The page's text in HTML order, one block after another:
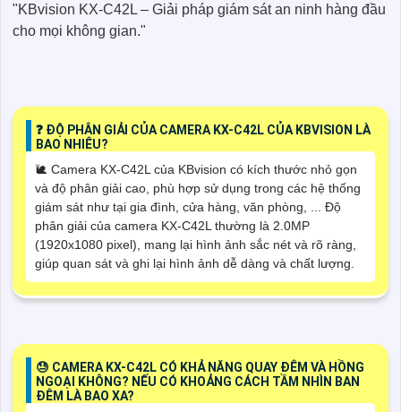
"KBvision KX-C42L – Giải pháp giám sát an ninh hàng đầu
cho mọi không gian."
️❓ ĐỘ PHÂN GIẢI CỦA CAMERA KX-C42L CỦA KBVISION LÀ
BAO NHIÊU?
🐌 Camera KX-C42L của KBvision có kích thước nhỏ gọn
và độ phân giải cao, phù hợp sử dụng trong các hệ thống
giám sát như tại gia đình, cửa hàng, văn phòng, ... Độ
phân giải của camera KX-C42L thường là 2.0MP
(1920x1080 pixel), mang lại hình ảnh sắc nét và rõ ràng,
giúp quan sát và ghi lại hình ảnh dễ dàng và chất lượng.
😓 CAMERA KX-C42L CÓ KHẢ NĂNG QUAY ĐÊM VÀ HỒNG
NGOẠI KHÔNG? NẾU CÓ KHOẢNG CÁCH TẦM NHÌN BAN
ĐÊM LÀ BAO XA?